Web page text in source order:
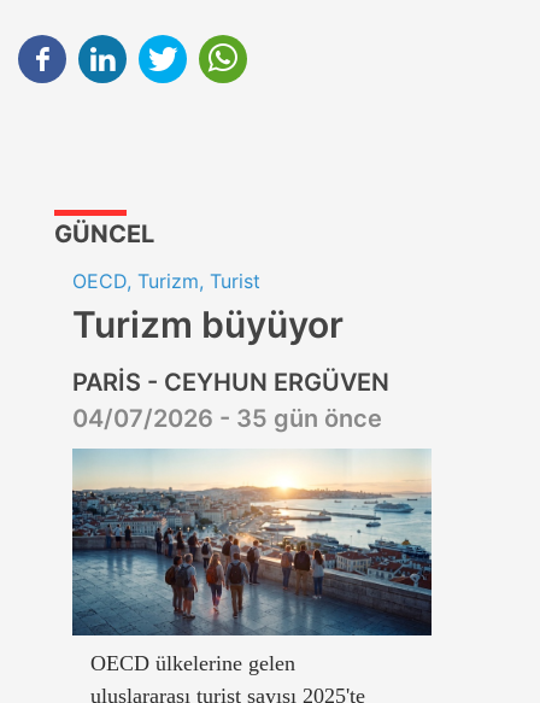
GÜNCEL
OECD, Turizm, Turist
Turizm büyüyor
PARİS - CEYHUN ERGÜVEN
04/07/2026 - 35 gün önce
OECD ülkelerine gelen
uluslararası turist sayısı 2025'te